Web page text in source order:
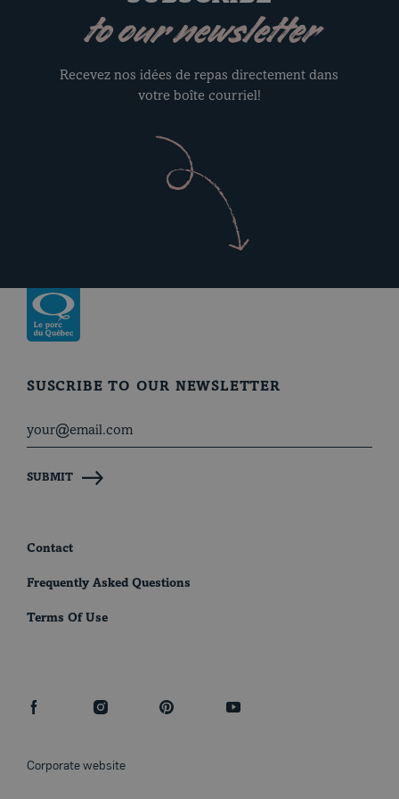
to our newsletter
Recevez nos idées de repas directement dans
votre boîte courriel!
Return to homepage
facebook instagram pinterest youtube
Corporate website
Contact
Frequently Asked Questions
Terms Of Use
SUSCRIBE TO OUR NEWSLETTER
SUBMIT